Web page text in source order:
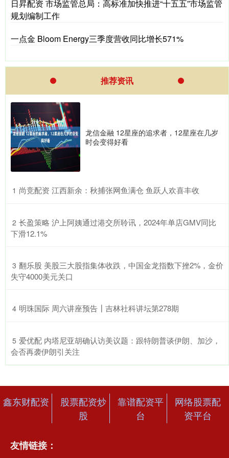
日昇配资 市场监管总局：高标准加快推进“十五五”市场监管
规划编制工作
一点金 Bloom Energy三季度营收同比增长571%
推荐资讯
龙信金融 12星座的追求者，12星座在几岁
时会变得好看
1 ​尚竞配资 江西新余：秋捕张网鱼满仓 鱼跃人欢喜丰收
2 ​长盈策略 沪上阿姨通过港交所聆讯，2024年单店GMV同比
下滑12.1%
3 ​翻乐股 美股三大股指集体收跌，中国金龙指数下挫2%，金价
失守4000美元关口
4 ​明珠国际 周六讲座预告┃吉林社科讲坛第278期
5 ​爱优配 内塔尼亚胡确认访美议题：跟特朗普谈伊朗、加沙，
会否再袭伊朗引关注
鑫东财配资
股票配资炒
股
靠谱配资平
台
网络股票配
资平台
友情链接：